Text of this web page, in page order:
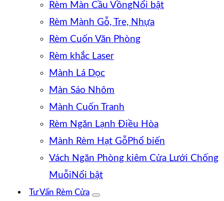
Rèm Màn Cầu Vồng
Rèm Mành Gỗ, Tre, Nhựa
Rèm Cuốn Văn Phòng
Rèm khắc Laser
Mành Lá Dọc
Màn Sáo Nhôm
Mành Cuốn Tranh
Rèm Ngăn Lạnh Điều Hòa
Mành Rèm Hạt Gỗ
Vách Ngăn Phòng kiêm Cửa Lưới Chống
Muỗi
Tư Vấn Rèm Cửa